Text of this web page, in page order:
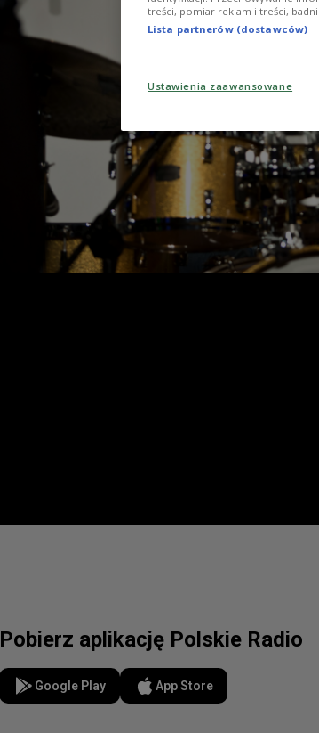
Pobierz aplikację Polskie Radio
Google Play App Store
treści, pomiar reklam i treści,
Lista partnerów (dostawców)
Ustawienia zaawansowane